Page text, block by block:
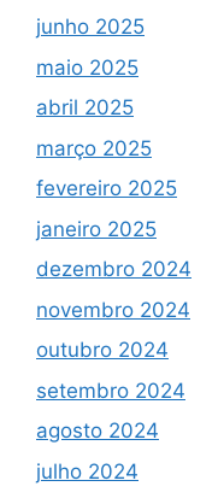
junho 2025
maio 2025
abril 2025
março 2025
fevereiro 2025
janeiro 2025
dezembro 2024
novembro 2024
outubro 2024
setembro 2024
agosto 2024
julho 2024